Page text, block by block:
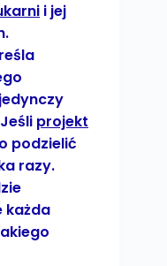
i jej
projekt
podzielić
razy.
każda